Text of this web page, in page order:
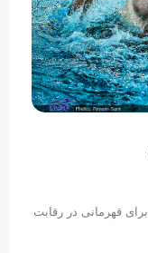
برای قهرمانی در رقابت